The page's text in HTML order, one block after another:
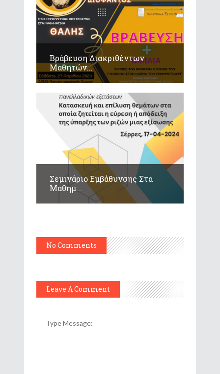
Βράβευση Διακριθέντων
Μαθητών...
Σεμινάριο Εμβάθυνσης Στα
Μαθημ...
No Comments
Leave A Comment